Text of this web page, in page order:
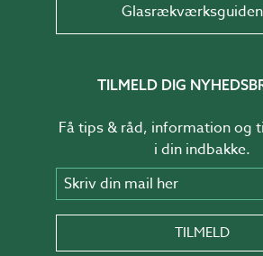
Glasrækværksguiden
TILMELD DIG
Få tips & råd, information og
i din indbakke.
Skriv din mail her
TILMELD